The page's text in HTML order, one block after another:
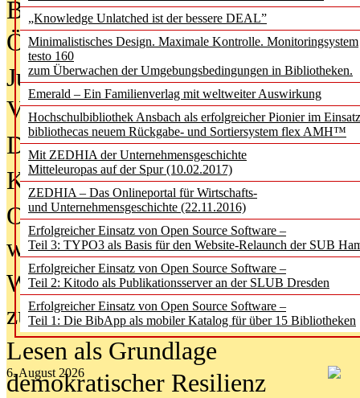
„Knowledge Unlatched ist der bessere DEAL”
Minimalistisches Design. Maximale Kontrolle. Monitoringsystem
testo 160
zum Überwachen der Umgebungsbedingungen in Bibliotheken.
Emerald – Ein Familienverlag mit weltweiter Auswirkung
Hochschulbibliothek Ansbach als erfolgreicher Pionier im
bibliothecas neuem Rückgabe- und Sortiersystem flex AMH™
Mit ZEDHIA der Unternehmensgeschichte
Mitteleuropas auf der Spur (10.02.2017)
ZEDHIA – Das Onlineportal für Wirtschafts-
und Unternehmensgeschichte (22.11.2016)
Erfolgreicher Einsatz von Open Source Software –
Teil 3: TYPO3 als Basis für den Website-Relaunch der SUB
Erfolgreicher Einsatz von Open Source Software –
Teil 2: Kitodo als Publikationsserver an der SLUB Dresden
Erfolgreicher Einsatz von Open Source Software –
Teil 1: Die BibApp als mobiler Katalog für über 15 Bibliotheken
6. August 2026
Bürgerforum fordert mehr
Öffentlichkeit
Jugendliche wollen besseren
Verbote
Digitale Langzeit­archi­vierung
KI-Chatbots werden Teil der
Offene Infrastrukturen für
wissenschaftliche
Warum die Debatte über KI-Texte
zu kurz greift
Lesen als Grundlage
demokratischer Resilienz